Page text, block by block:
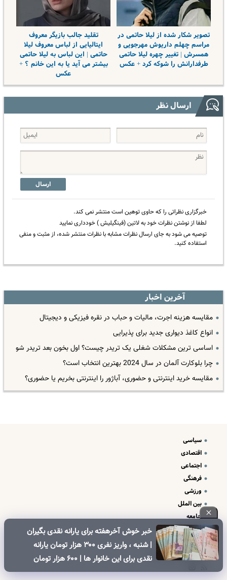
تصویر شکار شده از لیلا حاتمی در
مراسم چهلم داریوش مهرجویی و
همسرش | تغییر چهره لیلا حاتمی
طرفدارانش را شوکه کرد + عکس
تقلید جالب بازیگر معروف
ایتالیایی از لباس معروف لیلا
حاتمی | این لباس به لیلا حاتمی
بیشتر می آید یا به این خانم ؟ +
عکس
ارسال نظر
ارسال
خبرگزاری نظراتی را که حاوی توهین است منتشر نمی کند.
لطفا از نوشتن نظرات خود به لاتین (فینگیلیش ) خودداری نمایید
توصیه می شود به جای ارسال نظرات مشابه با نظرات منتشر شده، از مثبت و منفی
استفاده کنید.
آخرین اخبار
مقایسه هزینه اجرت، مالیات و حباب در نقره فیزیکی و دیجیتال
انواع کاغذ دیواری جدید برای پذیرایی
اساسی ترین مشکلات شغلی یک تریدر چیست؟ اول بخون بعد تریدر شو
چرا بلوکارت آلمان در سال 2024 بهترین انتخاب است؟
مقایسه خرید اینترنتی و حضوری، آباژور را اینترنتی بخریم یا حضوری؟
خبر خوش آخرهفته برای یارانه نقدی بگیران
| شنبه ، واریز نفری ۳۰۰ هزار تومان یارانه
نقدی برای این خانوار ها | ۶۰۰ هزار تومان
کالابرگ برای خانوارهای دارای فرزند
سیاسی
اقتصادی
اجتماعی
فرهنگی
ورزشی
بین الملل
جامعه
علم و فناوری
درباره ما
تبلیغات و تماس با ما